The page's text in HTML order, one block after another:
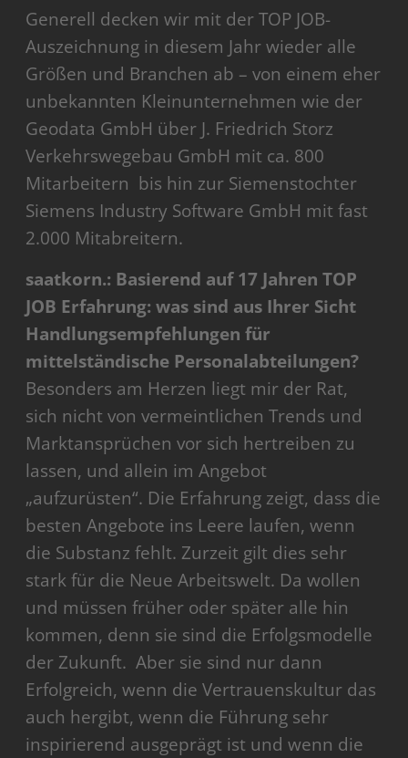
Generell decken wir mit der TOP JOB-
Auszeichnung in diesem Jahr wieder alle
Größen und Branchen ab – von einem eher
unbekannten Kleinunternehmen wie der
Geodata GmbH über J. Friedrich Storz
Verkehrswegebau GmbH mit ca. 800
Mitarbeitern bis hin zur Siemenstochter
Siemens Industry Software GmbH mit fast
2.000 Mitabreitern.
saatkorn.: Basierend auf 17 Jahren TOP
JOB Erfahrung: was sind aus Ihrer Sicht
Handlungsempfehlungen für
mittelständische Personalabteilungen?
Besonders am Herzen liegt mir der Rat,
sich nicht von vermeintlichen Trends und
Marktansprüchen vor sich hertreiben zu
lassen, und allein im Angebot
„aufzurüsten“. Die Erfahrung zeigt, dass die
besten Angebote ins Leere laufen, wenn
die Substanz fehlt. Zurzeit gilt dies sehr
stark für die Neue Arbeitswelt. Da wollen
und müssen früher oder später alle hin
kommen, denn sie sind die Erfolgsmodelle
der Zukunft. Aber sie sind nur dann
Erfolgreich, wenn die Vertrauenskultur das
auch hergibt, wenn die Führung sehr
inspirierend ausgeprägt ist und wenn die